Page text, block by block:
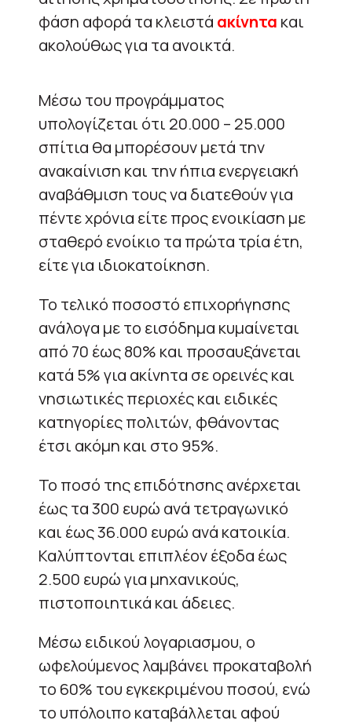
φάση αφορά τα κλειστά ακίνητα και
ακολούθως για τα ανοικτά.
Μέσω του προγράμματος
υπολογίζεται ότι 20.000 – 25.000
σπίτια θα μπορέσουν μετά την
ανακαίνιση και την ήπια ενεργειακή
αναβάθμιση τους να διατεθούν για
πέντε χρόνια είτε προς ενοικίαση με
σταθερό ενοίκιο τα πρώτα τρία έτη,
είτε για ιδιοκατοίκηση.
Το τελικό ποσοστό επιχορήγησης
ανάλογα με το εισόδημα κυμαίνεται
από 70 έως 80% και προσαυξάνεται
κατά 5% για ακίνητα σε ορεινές και
νησιωτικές περιοχές και ειδικές
κατηγορίες πολιτών, φθάνοντας
έτσι ακόμη και στο 95%.
Το ποσό της επιδότησης ανέρχεται
έως τα 300 ευρώ ανά τετραγωνικό
και έως 36.000 ευρώ ανά κατοικία.
Καλύπτονται επιπλέον έξοδα έως
2.500 ευρώ για μηχανικούς,
πιστοποιητικά και άδειες.
Μέσω ειδικού λογαριασμου, ο
ωφελούμενος λαμβάνει προκαταβολή
το 60% του εγκεκριμένου ποσού, ενώ
το υπόλοιπο καταβάλλεται αφού